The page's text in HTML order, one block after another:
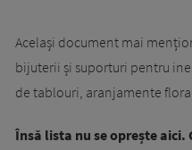
Același document mai
bijuterii și suporturi pentru
de tablouri, aranjamente
Însă lista nu se oprește